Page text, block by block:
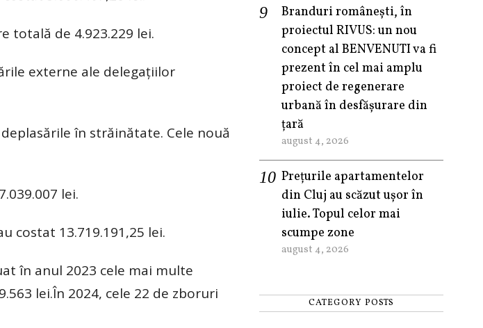
totală de 4.923.229 lei.
externe ale delegațiilor
în străinătate. Cele nouă
lei.
costat 13.719.191,25 lei.
în anul 2023 cele mai multe
lei.În 2024, cele 22 de zboruri
Branduri românești, în
proiectul RIVUS: un nou
concept al BENVENUTI va fi
prezent în cel mai amplu
proiect de regenerare
urbană în desfășurare din
țară
august 4, 2026
Prețurile apartamentelor
din Cluj au scăzut ușor în
iulie. Topul celor mai
scumpe zone
august 4, 2026
CATEGORY POSTS